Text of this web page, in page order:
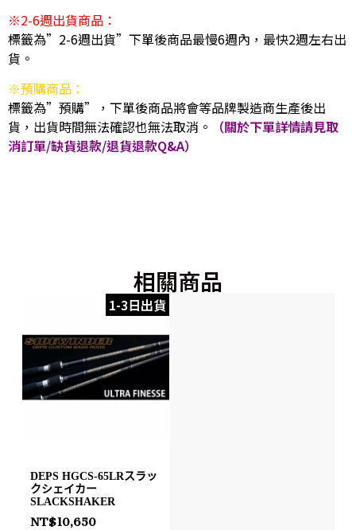
※2-6週出貨商品：
標籤為”2-6週出貨”下單後商品最慢6週內，最快2週左右出
貨。
※預購商品：
標籤為”預購”，下單後商品將會等品牌製造商生產後出
貨，出貨時間無法確認也無法取消。
（關於下單詳情請見取
消訂單/缺貨退款/退貨退款Q&A）
相關商品
1-3日出貨
DEPS HGCS-65LRスラッ
クシェイカー
SLACKSHAKER
NT$10,650